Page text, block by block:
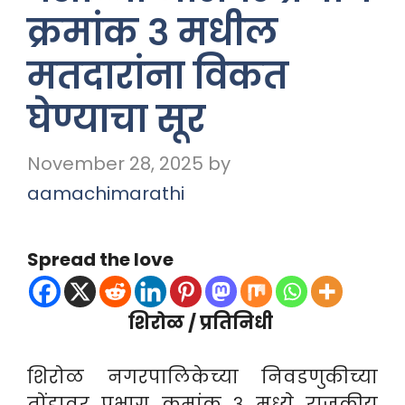
क्रमांक ३ मधील
मतदारांना विकत
घेण्याचा सूर
November 28, 2025 by
aamachimarathi
Spread the love
शिरोळ / प्रतिनिधी
शिरोळ नगरपालिकेच्या निवडणुकीच्या